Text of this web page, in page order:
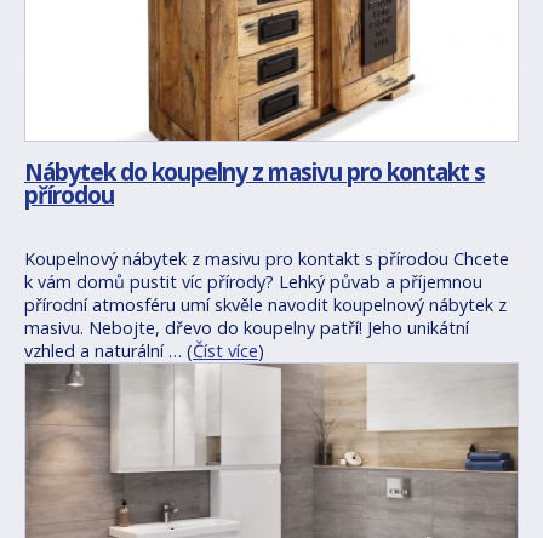
Nábytek do koupelny z masivu pro kontakt s
přírodou
Koupelnový nábytek z masivu pro kontakt s přírodou Chcete
k vám domů pustit víc přírody? Lehký půvab a příjemnou
přírodní atmosféru umí skvěle navodit koupelnový nábytek z
masivu. Nebojte, dřevo do koupelny patří! Jeho unikátní
vzhled a naturální … (Číst více)